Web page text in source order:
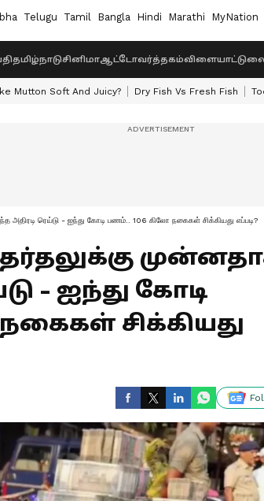
Telugu Tamil Bangla Hindi Marathi MyNation
தமிழ்நாடுசினிமாஆட்டோவர்த்தகம்விளையாட்டு
Mutton Soft And Juicy? Dry Fish Vs Fresh Fish
அதிரடி ரெய்டு - ஐந்து கோடி பணம்.. 106 கிலோ நகைகள் சிக்கியது எப்படி?
- ஐந்து கோடி
சிக்கியது